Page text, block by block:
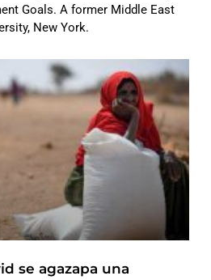
Goals. A former Middle East
New York.
se agazapa una